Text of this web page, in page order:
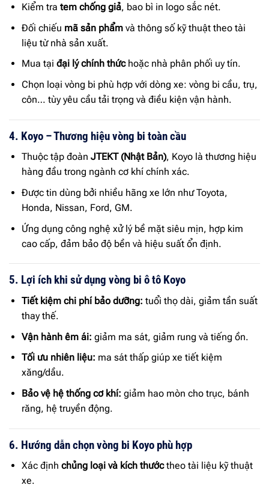
Kiểm tra tem chống giả, bao bì in logo sắc nét.
Đối chiếu mã sản phẩmvà thông số kỹ thuật theo tài
liệu từ nhà sản xuất.
Mua tại đại lý chính thứchoặc nhà phân phối uy tín.
Chọn loại vòng bi phù hợp với dòng xe: vòng bi cầu, trụ,
côn… tùy yêu cầu tải trọng và điều kiện vận hành.
4. Koyo – Thương hiệu vòng bi toàn cầu
Thuộc tập đoàn JTEKT (Nhật Bản), Koyo là thương hiệu
hàng đầu trong ngành cơ khí chính xác.
Được tin dùng bởi nhiều hãng xe lớn như Toyota,
Honda, Nissan, Ford, GM.
Ứng dụng công nghệ xử lý bề mặt siêu mịn, hợp kim
cao cấp, đảm bảo độ bền và hiệu suất ổn định.
5. Lợi ích khi sử dụng vòng bi ô tô Koyo
Tiết kiệm chi phí bảo dưỡng: tuổi thọ dài, giảm tần suất
thay thế.
Vận hành êm ái: giảm ma sát, giảm rung và tiếng ồn.
Tối ưu nhiên liệu: ma sát thấp giúp xe tiết kiệm
xăng/dầu.
Bảo vệ hệ thống cơ khí: giảm hao mòn cho trục, bánh
răng, hệ truyền động.
6. Hướng dẫn chọn vòng bi Koyo phù hợp
Xác định chủng loại và kích thướctheo tài liệu kỹ thuật
xe.